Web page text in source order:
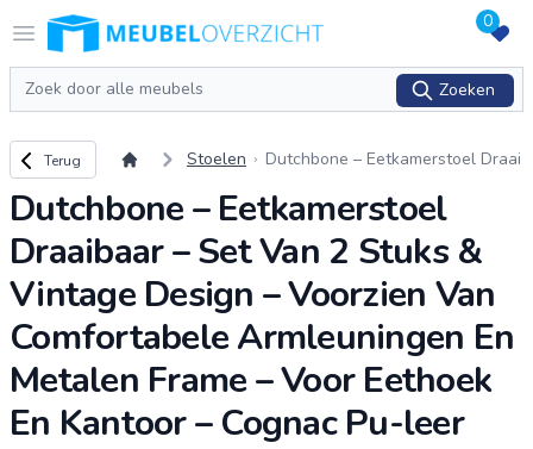
Open menu
Logo Meubeloverzicht.nl 0
Zoeken
Zoeken
Terug naar overzicht
Terug Stoelen
Dutchbone – Eetkamerstoel Draai
Design – Voorzien Van Comfortab
Dutchbone – Eetkamerstoel
Draaibaar – Set Van 2 Stuks &
Vintage Design – Voorzien Van
Comfortabele Armleuningen En
Metalen Frame – Voor Eethoek
En Kantoor – Cognac Pu-leer